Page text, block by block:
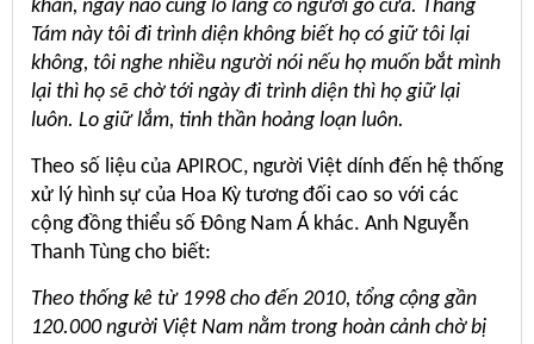
khăn, ngày nào cũng lo lắng có người gỏ cửa. Thang
Tám này tôi đi trình diện không biết họ có giữ tôi lại
không, tôi nghe nhiều người nói nếu họ muốn bắt mình
lại thì họ sẽ chờ tới ngày đi trình diện thì họ giữ lại
luôn. Lo giữ lắm, tinh thần hoảng loạn luôn.
Theo số liệu của APIROC, người Việt dính đến hệ thống
xử lý hình sự của Hoa Kỳ tương đối cao so với các
cộng đồng thiểu số Đông Nam Á khác. Anh Nguyễn
Thanh Tùng cho biết:
Theo thống kê từ 1998 cho đến 2010, tổng cộng gần
120.000 người Việt Nam nằm trong hoàn cảnh chờ bị